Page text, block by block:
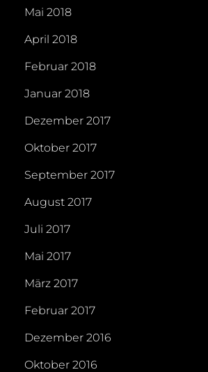
Mai 2018
April 2018
Februar 2018
Januar 2018
Dezember 2017
Oktober 2017
September 2017
August 2017
Juli 2017
Mai 2017
März 2017
Februar 2017
Dezember 2016
Oktober 2016